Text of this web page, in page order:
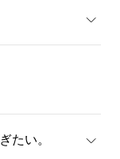
たい。